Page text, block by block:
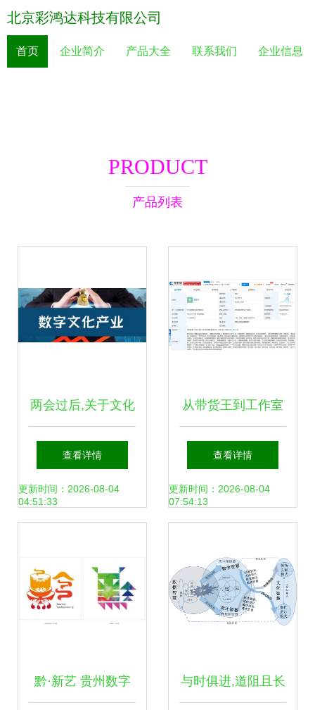
北京彩鸿达科技有限公司
首页 企业简介 产品大全 联系我们 企业信息
PRODUCT
产品列表
两会过后,关于文化
产业发展,我们总结
出这八大关键词
查看详情
更新时间：2026-08-04
04:51:33
从带货王到工作室
主理人 孟羽童“四
百萬”标签背后竟藏
查看详情
更新时间：2026-08-04
07:54:13
黔·新艺 贵州数字 与时俱进,道阻且长